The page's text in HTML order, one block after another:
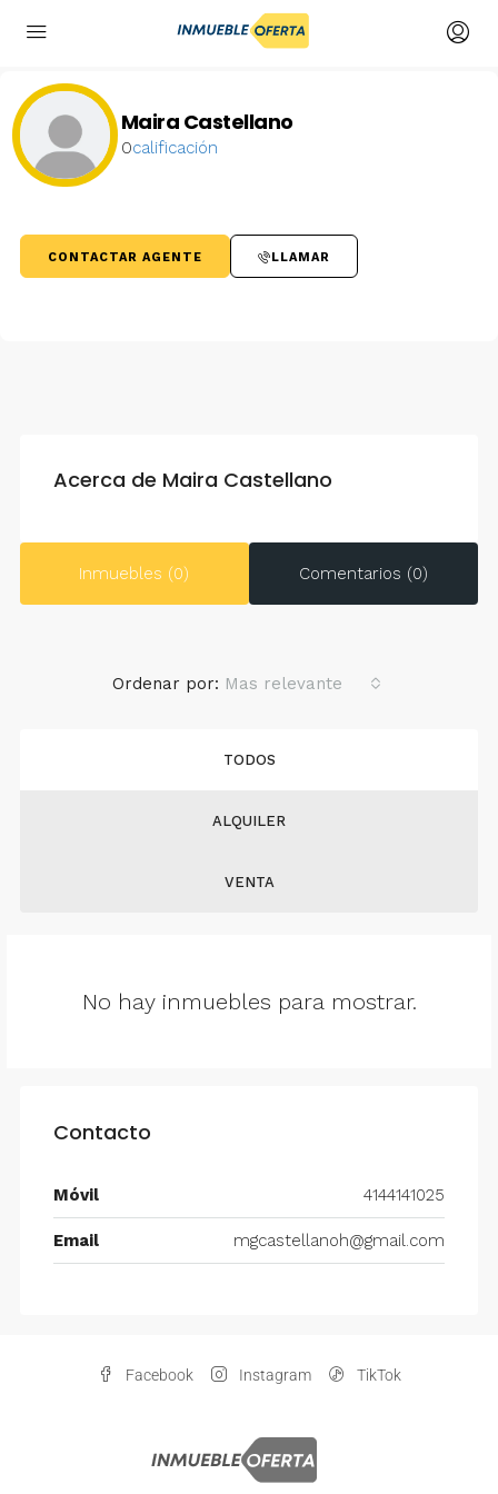
Maira Castellano
0calificación
CONTACTAR AGENTE LLAMAR
Acerca de Maira Castellano
Inmuebles (0) Comentarios (0)
TODOS
ALQUILER
VENTA
Ordenar por: Mas relevante
No hay inmuebles para mostrar.
Contacto
Móvil 4144141025
Email mgcastellanoh@gmail.com
Facebook Instagram TikTok